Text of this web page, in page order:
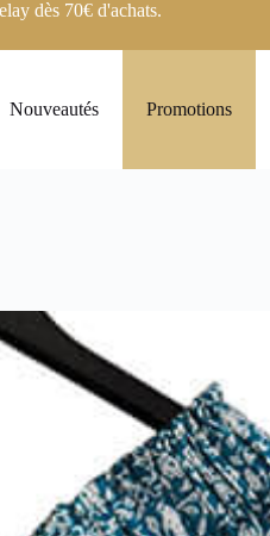
dès 70€ d'achats.
Nouveautés Promotions